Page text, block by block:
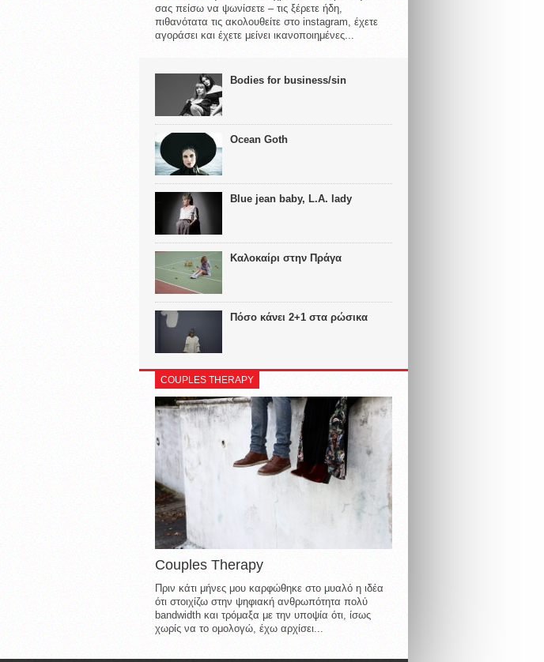
σας πείσω να ψωνίσετε – τις ξέρετε ήδη,
πιθανότατα τις ακολουθείτε στο instagram, έχετε
αγοράσει και έχετε μείνει ικανοποιημένες...
Bodies for business/sin
Ocean Goth
Blue jean baby, L.A. lady
Καλοκαίρι στην Πράγα
Πόσο κάνει 2+1 στα ρώσικα
COUPLES THERAPY
Couples Therapy
Πριν κάτι μήνες μου καρφώθηκε στο μυαλό η ιδέα
ότι στοιχίζω στην ψηφιακή ανθρωπότητα πολύ
bandwidth και τρόμαξα με την υποψία ότι, ίσως
χωρίς να το ομολογώ, έχω αρχίσει...